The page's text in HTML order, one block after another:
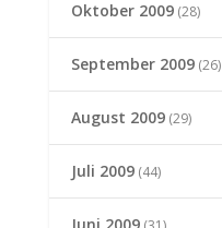
Oktober 2009(28)
September 2009(26)
August 2009(29)
Juli 2009(44)